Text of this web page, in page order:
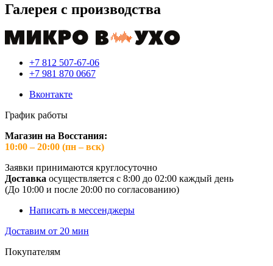
Галерея с производства
+7 812 507-67-06
+7 981 870 0667
Вконтакте
График работы
Магазин на Восстания:
10:00 – 20:00 (пн – вск)
Заявки принимаются круглосуточно
Доставка осуществляется с 8:00 до 02:00 каждый день
(До 10:00 и после 20:00 по согласованию)
Написать в мессенджеры
Доставим от 20 мин
Покупателям